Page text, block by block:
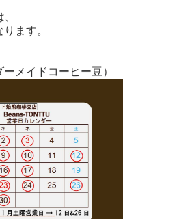
ます。
ーメイドコーヒー豆）